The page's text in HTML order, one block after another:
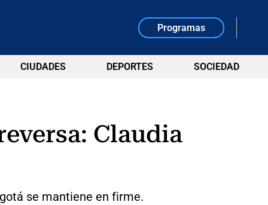
Programas
CIUDADES DEPORTES SOCIEDAD
Claudia
se mantiene en firme.